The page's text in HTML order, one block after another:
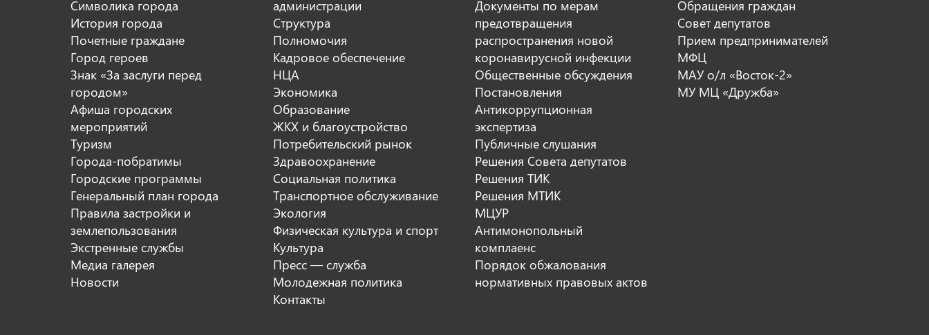
Символика города
История города
Почетные граждане
Город героев
Знак «За заслуги перед
городом»
Афиша городских
мероприятий
Туризм
Города-побратимы
Городские программы
Генеральный план города
Правила застройки и
землепользования
Экстренные службы
Медиа галерея
Новости
администрации
Структура
Полномочия
Кадровое обеспечение
НЦА
Экономика
Образование
ЖКХ и благоустройство
Потребительский рынок
Здравоохранение
Социальная политика
Транспортное обслуживание
Экология
Физическая культура и спорт
Культура
Пресс — служба
Молодежная политика
Контакты
Документы по мерам
предотвращения
распространения новой
коронавирусной инфекции
Общественные обсуждения
Постановления
Антикоррупционная
экспертиза
Публичные слушания
Решения Совета депутатов
Решения ТИК
Решения МТИК
МЦУР
Антимонопольный
комплаенс
Порядок обжалования
нормативных правовых актов
Обращения граждан
Совет депутатов
Прием предпринимателей
МФЦ
МАУ о/л «Восток-2»
МУ МЦ «Дружба»